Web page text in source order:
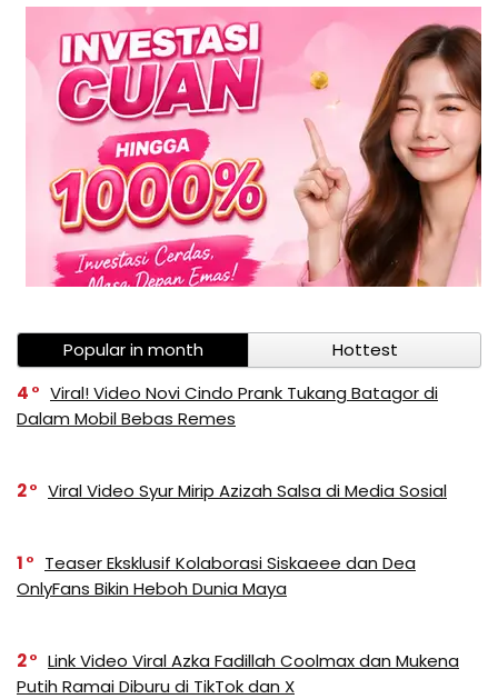
Popular in month
Hottest
4
Viral! Video Novi Cindo Prank Tukang Batagor di
Dalam Mobil Bebas Remes
2 Viral Video Syur Mirip Azizah Salsa di Media Sosial
1
Teaser Eksklusif Kolaborasi Siskaeee dan Dea
OnlyFans Bikin Heboh Dunia Maya
2
Link Video Viral Azka Fadillah Coolmax dan Mukena
Putih Ramai Diburu di TikTok dan X